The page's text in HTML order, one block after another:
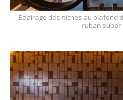
Eclairage des niches au plafond
ruban super